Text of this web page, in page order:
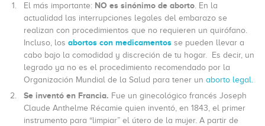
El más importante: NO es sinónimo de aborto. En la
actualidad las interrupciones legales del embarazo se
realizan con procedimientos que no requieren un quirófano.
Incluso, los abortos con medicamentos se pueden llevar a
cabo bajo la comodidad y discreción de tu hogar. Es decir, un
legrado ya no es el procedimiento recomendado por la
Organización Mundial de la Salud para tener un aborto legal.
Se inventó en Francia. Fue un ginecológico francés Joseph
Claude Anthelme Récamie quien inventó, en 1843, el primer
instrumento para “limpiar” el útero de la mujer. A partir de